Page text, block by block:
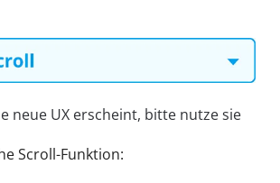
neue UX erscheint, bitte nutze sie
Scroll-Funktion: